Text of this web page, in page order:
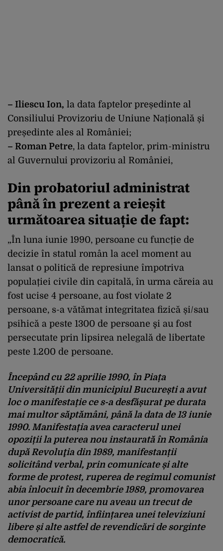
– Iliescu Ion, la data faptelor președinte al
Consiliului Provizoriu de Uniune Națională și
președinte ales al României;
– Roman Petre, la data faptelor, prim-ministru
al Guvernului provizoriu al României,
Din probatoriul administrat
până în prezent a reieșit
următoarea situație de fapt:
„În luna iunie 1990, persoane cu funcție de
decizie în statul român la acel moment au
lansat o politică de represiune împotriva
populației civile din capitală, în urma căreia au
fost ucise 4 persoane, au fost violate 2
persoane, s-a vătămat integritatea fizică și/sau
psihică a peste 1300 de persoane şi au fost
persecutate prin lipsirea nelegală de libertate
peste 1.200 de persoane.
Începând cu 22 aprilie 1990, în Piața
Universității din municipiul București a avut
loc o manifestație ce s-a desfășurat pe durata
mai multor săptămâni, până la data de 13 iunie
1990. Manifestația avea caracterul unei
opoziții la puterea nou instaurată în România
după Revoluţia din 1989, manifestanții
solicitând verbal, prin comunicate și alte
forme de protest, ruperea de regimul comunist
abia înlocuit în decembrie 1989, promovarea
unor persoane care nu aveau un trecut de
activist de partid, înființarea unei televiziuni
libere și alte astfel de revendicări de sorginte
democratică.